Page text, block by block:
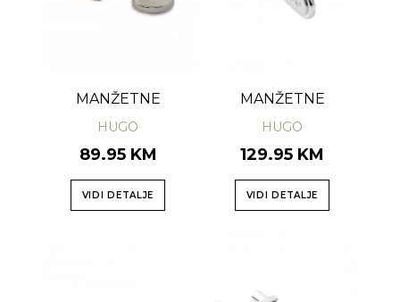
MANŽETNE
HUGO
89.95 KM
VIDI DETALJE
MANŽETNE
HUGO
129.95 KM
VIDI DETALJE